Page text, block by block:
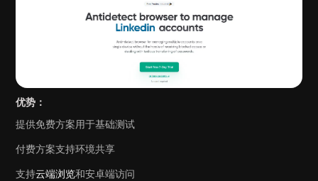
优势：
提供免费方案用于基础测试
付费方案支持环境共享
支持云端浏览和安卓端访问